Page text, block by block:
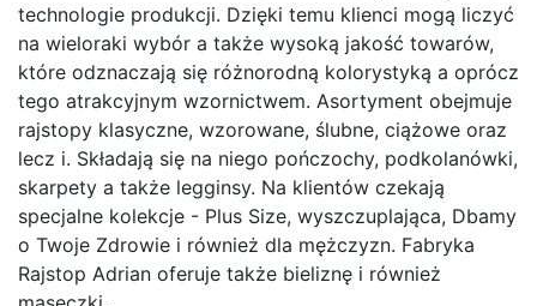
technologie produkcji. Dzięki temu klienci mogą liczyć
na wieloraki wybór a także wysoką jakość towarów,
które odznaczają się różnorodną kolorystyką a oprócz
tego atrakcyjnym wzornictwem. Asortyment obejmuje
rajstopy klasyczne, wzorowane, ślubne, ciążowe oraz
lecz i. Składają się na niego pończochy, podkolanówki,
skarpety a także legginsy. Na klientów czekają
specjalne kolekcje - Plus Size, wyszczuplająca, Dbamy
o Twoje Zdrowie i również dla mężczyzn. Fabryka
Rajstop Adrian oferuje także bieliznę i również